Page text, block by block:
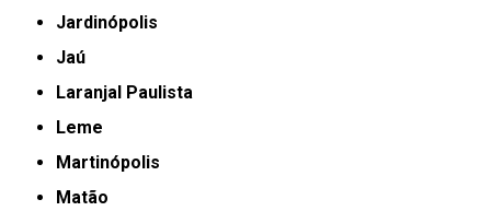
Jardinópolis
Jaú
Laranjal Paulista
Leme
Martinópolis
Matão